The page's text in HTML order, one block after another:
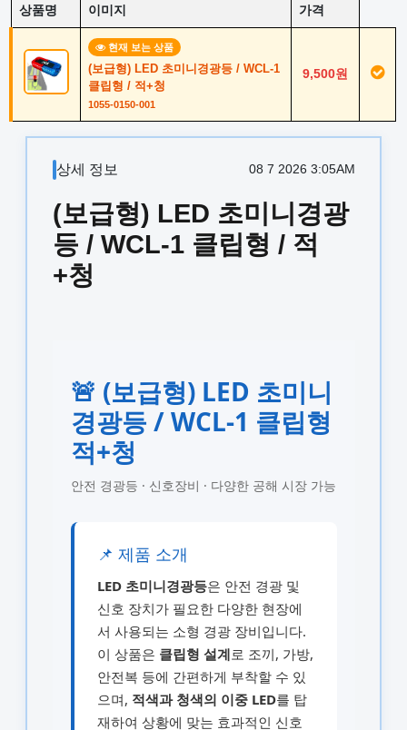
상품명 이미지 가격
현재 보는 상품
(보급형) LED 초미니경광등 / WCL-1
클립형 / 적+청
1055-0150-001
9,500원
상세 정보 08 7 2026 3:05AM
(보급형) LED 초미니경광
등 / WCL-1 클립형 / 적
+청
🚨 (보급형) LED 초미니
경광등 / WCL-1 클립형
적+청
안전 경광등 · 신호장비 · 다양한 공해 시장 가능
📌 제품 소개
LED 초미니경광등은 안전 경광 및
신호 장치가 필요한 다양한 현장에
서 사용되는 소형 경광 장비입니다.
이 상품은 클립형 설계로 조끼, 가방,
안전복 등에 간편하게 부착할 수 있
으며, 적색과 청색의 이중 LED를 탑
재하여 상황에 맞는 효과적인 신호